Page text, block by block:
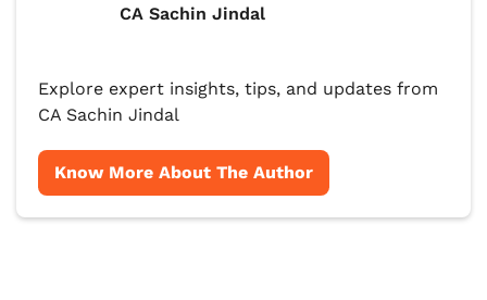
CA Sachin Jindal
Explore expert insights, tips, and updates from
CA Sachin Jindal
Know More About The Author